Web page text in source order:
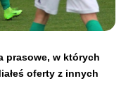
prasowe, w których
oferty z innych